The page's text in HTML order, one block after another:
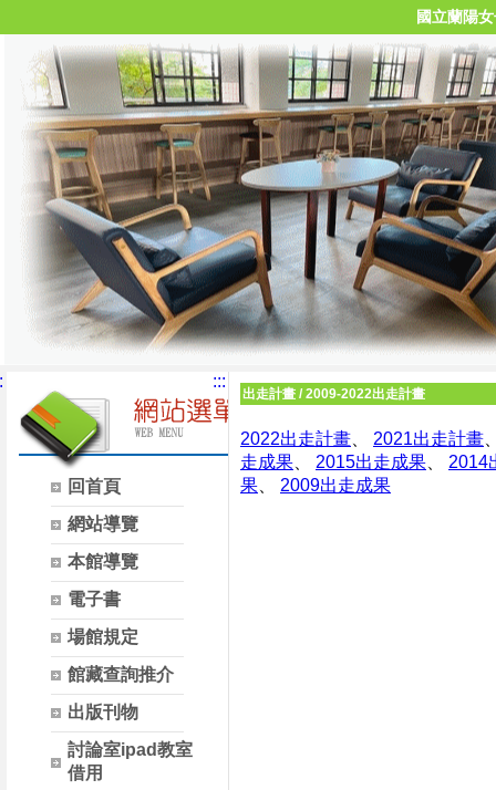
國立蘭陽
回首頁
網站導覽
本館導覽
電子書
場館規定
館藏查詢推介
出版刊物
討論室ipad教室
借用
:::
出走計畫 /2009-2022出走計畫
2022出走計畫 2021出走計畫
走成果
2015出走成果
2014
果
2009出走成果